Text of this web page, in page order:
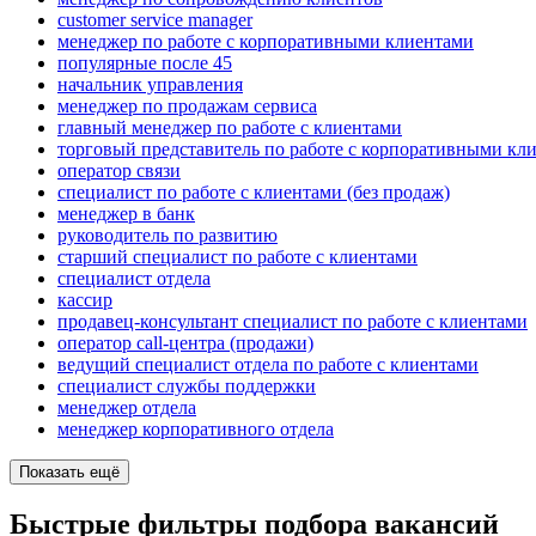
customer service manager
менеджер по работе с корпоративными клиентами
популярные после 45
начальник управления
менеджер по продажам сервиса
главный менеджер по работе с клиентами
торговый представитель по работе с корпоративными
оператор связи
специалист по работе с клиентами (без продаж)
менеджер в банк
руководитель по развитию
старший специалист по работе с клиентами
специалист отдела
кассир
продавец-консультант специалист по работе с клиентами
оператор call-центра (продажи)
ведущий специалист отдела по работе с клиентами
специалист службы поддержки
менеджер отдела
менеджер корпоративного отдела
Показать ещё
Быстрые фильтры подбора вакансий